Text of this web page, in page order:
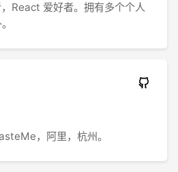
React 爱好者。拥有多个个人
，阿里，杭州。